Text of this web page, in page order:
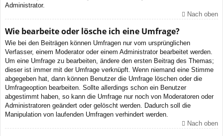
Administrator.
Nach oben
Wie bearbeite oder lösche ich eine Umfrage?
Wie bei den Beiträgen können Umfragen nur vom ursprünglichen
Verfasser, einem Moderator oder einem Administrator bearbeitet werden.
Um eine Umfrage zu bearbeiten, ändere den ersten Beitrag des Themas;
dieser ist immer mit der Umfrage verknüpft. Wenn niemand eine Stimme
abgegeben hat, dann können Benutzer die Umfrage löschen oder die
Umfrageoption bearbeiten. Sollte allerdings schon ein Benutzer
abgestimmt haben, so kann die Umfrage nur noch von Moderatoren oder
Administratoren geändert oder gelöscht werden. Dadurch soll die
Manipulation von laufenden Umfragen verhindert werden.
Nach oben